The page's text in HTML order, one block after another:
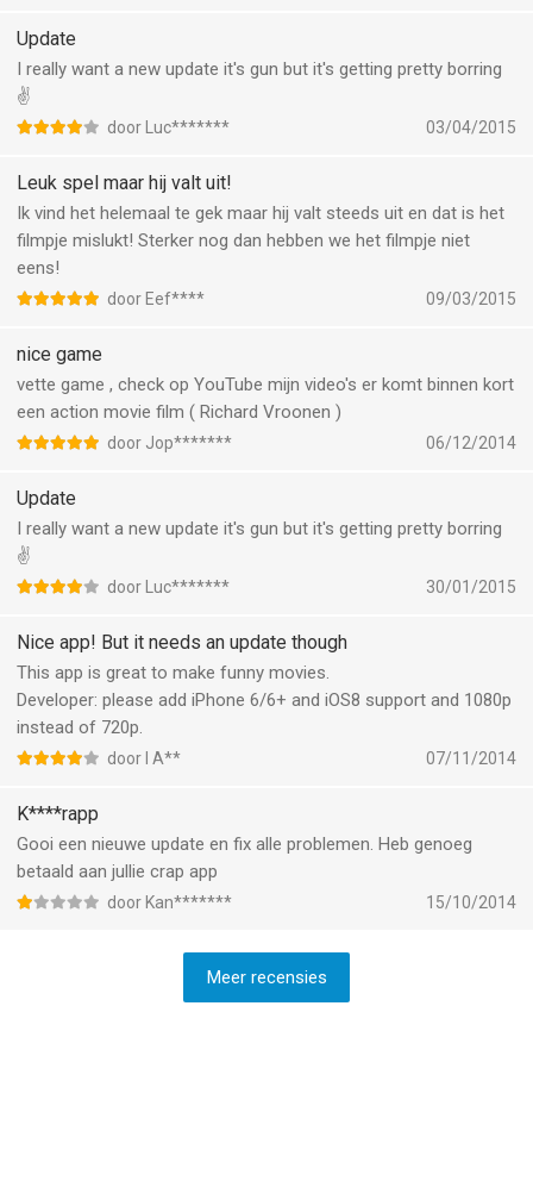
Update
I really want a new update it's gun but it's getting pretty borring
✌️
door Luc******* 03/04/2015
Leuk spel maar hij valt uit!
Ik vind het helemaal te gek maar hij valt steeds uit en dat is het
filmpje mislukt! Sterker nog dan hebben we het filmpje niet
eens!
door Eef**** 09/03/2015
nice game
vette game , check op YouTube mijn video's er komt binnen kort
een action movie film ( Richard Vroonen )
door Jop******* 06/12/2014
Update
I really want a new update it's gun but it's getting pretty borring
✌️
door Luc******* 30/01/2015
Nice app! But it needs an update though
This app is great to make funny movies.
Developer: please add iPhone 6/6+ and iOS8 support and 1080p
instead of 720p.
door I A** 07/11/2014
K****rapp
Gooi een nieuwe update en fix alle problemen. Heb genoeg
betaald aan jullie crap app
door Kan******* 15/10/2014
Meer recensies